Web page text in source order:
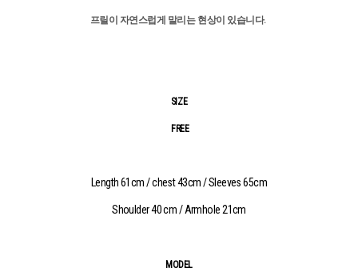
프릴이 자연스럽게 말리는 현상이 있습니다.
SIZE
FREE
Length 61cm / chest 43cm / Sleeves 65cm
Shoulder 40 cm / Armhole 21cm
MODEL